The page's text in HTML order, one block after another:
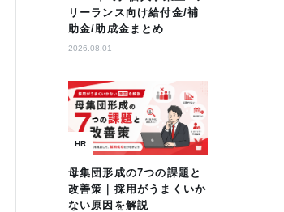
リーランス向け給付金/補
助金/助成金まとめ
2026.08.01
HR
母集団形成の7つの課題と
改善策｜採用がうまくいか
ない原因を解説